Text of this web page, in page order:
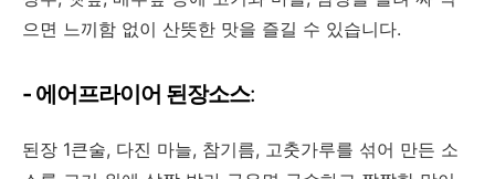
으면 느끼함 없이 산뜻한 맛을 즐길 수 있습니다.
- 에어프라이어 된장소스:
된장 1큰술, 다진 마늘, 참기름, 고춧가루를 섞어 만든 소